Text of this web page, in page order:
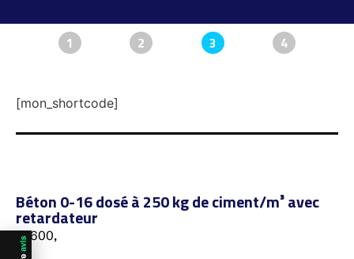
1 2 3 4
[mon_shortcode]
Béton 0-16 dosé à 250 kg de ciment/m³ avec
retardateur
57600,